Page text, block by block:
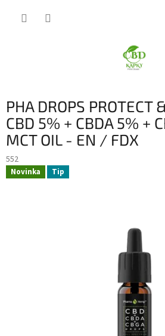
PHA DROPS PROTECT
CBD 5% + CBDA 5% +
MCT OIL - EN / FDX
552
Novinka Tip